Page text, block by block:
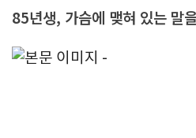
85년생, 가슴에 맺혀 있는 말